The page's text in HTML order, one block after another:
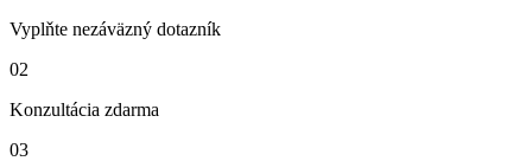
Vyplňte nezáväzný dotazník
02
Konzultácia zdarma
03